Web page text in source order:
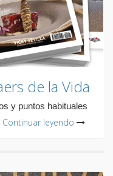
de la Vida
y puntos habituales
Continuar leyendo